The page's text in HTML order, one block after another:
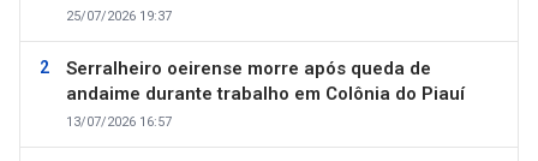
25/07/2026 19:37
Serralheiro oeirense morre após queda de
andaime durante trabalho em Colônia do Piauí
13/07/2026 16:57